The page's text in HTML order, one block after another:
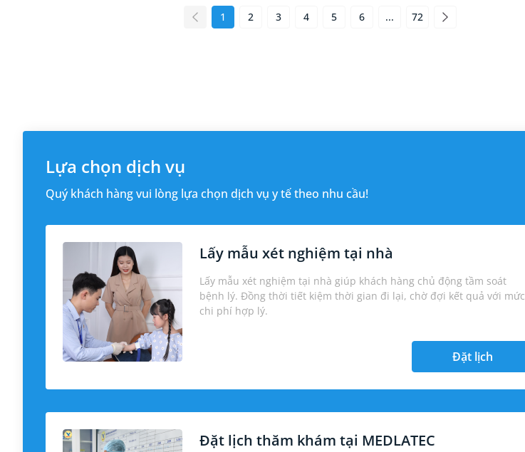
1 2 3 4 5 6 ... 72
Lựa chọn dịch vụ
Quý khách hàng vui lòng lựa chọn dịch vụ y tế theo nhu cầu!
Lấy mẫu xét nghiệm tại nhà
Lấy mẫu xét nghiệm tại nhà giúp khách hàng chủ động tầm soát
bệnh lý. Đồng thời tiết kiệm thời gian đi lại, chờ đợi kết quả với mức
chi phí hợp lý.
Đặt lịch
Đặt lịch thăm khám tại MEDLATEC